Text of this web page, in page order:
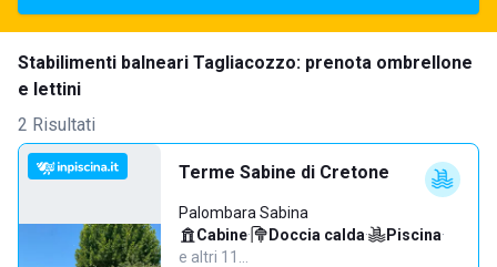
Stabilimenti balneari Tagliacozzo: prenota ombrellone
e lettini
2 Risultati
Terme Sabine di Cretone
Palombara Sabina
Cabine· Doccia calda· Piscina·
e altri 11…